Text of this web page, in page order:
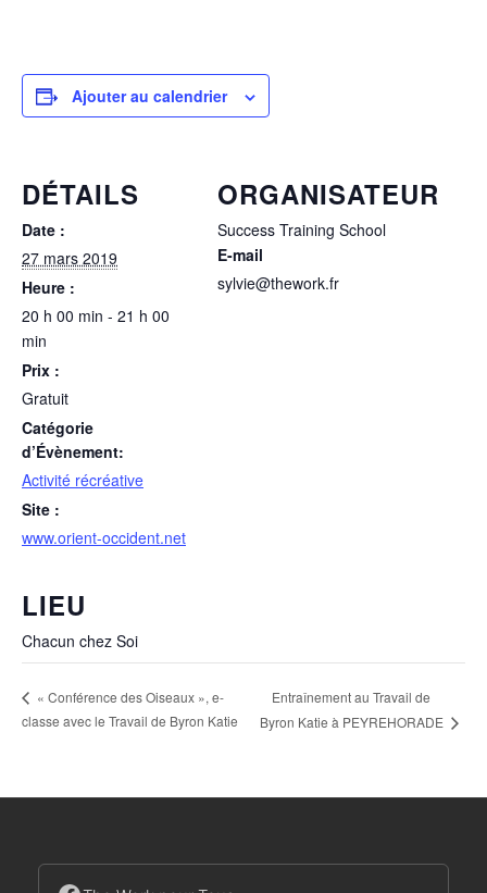
Ajouter au calendrier
DÉTAILS
Date :
27 mars 2019
Heure :
20 h 00 min - 21 h 00
min
Prix :
Gratuit
Catégorie
d’Évènement:
Activité récréative
Site :
www.orient-occident.net
ORGANISATEUR
Success Training School
E-mail
sylvie@thework.fr
LIEU
Chacun chez Soi
« Conférence des Oiseaux », e-
classe avec le Travail de Byron Katie
Entraînement au Travail de
Byron Katie à PEYREHORADE